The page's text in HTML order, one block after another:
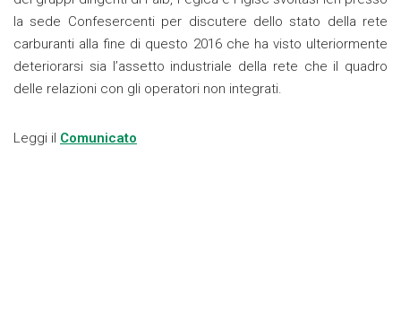
la sede Confesercenti per discutere dello stato della rete
carburanti alla fine di questo 2016 che ha visto ulteriormente
deteriorarsi sia l’assetto industriale della rete che il quadro
delle relazioni con gli operatori non integrati.
Leggi il Comunicato